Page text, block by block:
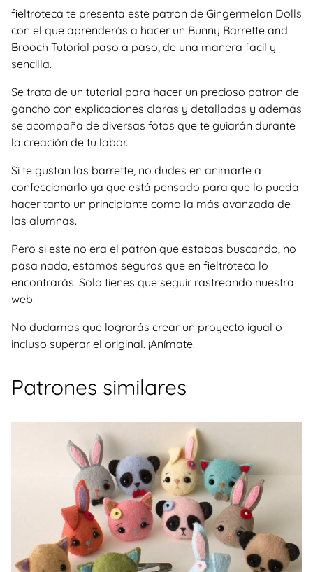
fieltroteca te presenta este patron de Gingermelon Dolls
con el que aprenderás a hacer un Bunny Barrette and
Brooch Tutorial paso a paso, de una manera facil y
sencilla.
Se trata de un tutorial para hacer un precioso patron de
gancho con explicaciones claras y detalladas y además
se acompaña de diversas fotos que te guiarán durante
la creación de tu labor.
Si te gustan las barrette, no dudes en animarte a
confeccionarlo ya que está pensado para que lo pueda
hacer tanto un principiante como la más avanzada de
las alumnas.
Pero si este no era el patron que estabas buscando, no
pasa nada, estamos seguros que en fieltroteca lo
encontrarás. Solo tienes que seguir rastreando nuestra
web.
No dudamos que lograrás crear un proyecto igual o
incluso superar el original. ¡Anímate!
Patrones similares